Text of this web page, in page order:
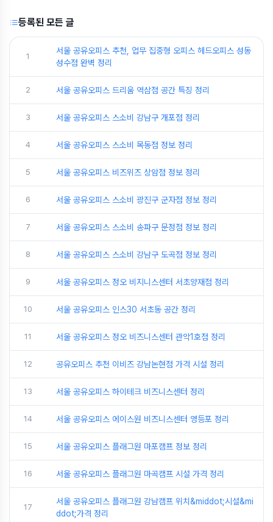
등록된 모든 글
1
서울 공유오피스 추천, 업무 집중형 오피스 헤드오피스 성동
성수점 완벽 정리
2 서울 공유오피스 드리움 역삼점 공간 특징 정리
3 서울 공유오피스 스소비 강남구 개포점 정리
4 서울 공유오피스 스소비 목동점 정보 정리
5 서울 공유오피스 비즈위즈 상암점 정보 정리
6 서울 공유오피스 스소비 광진구 군자점 정보 정리
7 서울 공유오피스 스소비 송파구 문정점 정보 정리
8 서울 공유오피스 스소비 강남구 도곡점 정보 정리
9 서울 공유오피스 정오 비지니스센터 서초양재점 정리
10 서울 공유오피스 인스30 서초동 공간 정리
11 서울 공유오피스 정오 비즈니스센터 관악1호점 정리
12 공유오피스 추천 이비즈 강남논현점 가격 시설 정리
13 서울 공유오피스 하이테크 비즈니스센터 정리
14 서울 공유오피스 에이스원 비즈니스센터 영등포 정리
15 서울 공유오피스 플래그원 마포캠프 정보 정리
16 서울 공유오피스 플래그원 마곡캠프 시설 가격 정리
17
서울 공유오피스 플래그원 강남캠프 위치&middot;시설&mi
ddot;가격 정리